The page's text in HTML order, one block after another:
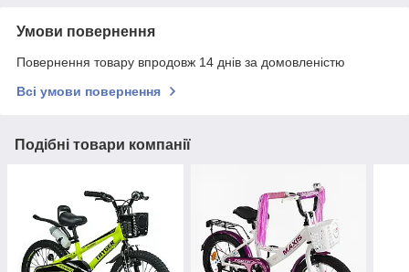
Умови повернення
Повернення товару впродовж 14 днів за домовленістю
Всі умови повернення
Подібні товари компанії